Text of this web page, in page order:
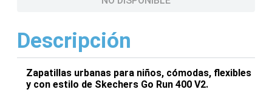
Descripción
Zapatillas urbanas para niños, cómodas, flexibles
y con estilo de Skechers Go Run 400 V2.